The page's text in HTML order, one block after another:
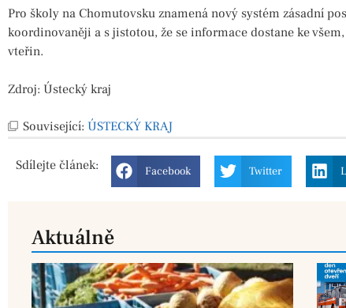
Pro školy na Chomutovsku znamená nový systém zásadní
koordinovaněji a s jistotou, že se informace dostane ke
vteřin.
Zdroj: Ústecký kraj
Související: ÚSTECKÝ KRAJ
Sdílejte článek: Facebook Twitter
Aktuálně